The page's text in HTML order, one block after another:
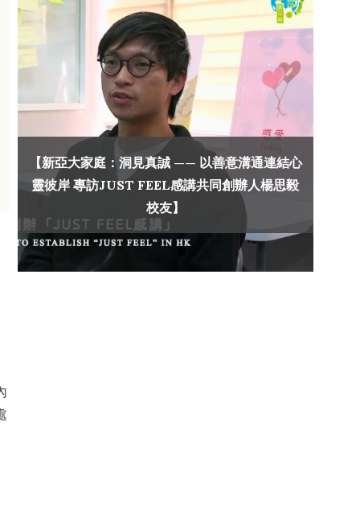
【新亞大家庭：洞見真誠 —— 以善意溝通連結心
靈彼岸 專訪JUST FEEL感講共同創辦人楊思毅
校友】